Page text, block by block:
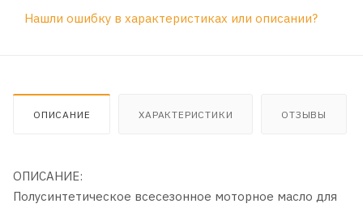
Нашли ошибку в характеристиках или описании?
ОПИСАНИЕ ХАРАКТЕРИСТИКИ ОТЗЫВЫ
ОПИСАНИЕ:
Полусинтетическое всесезонное моторное масло для